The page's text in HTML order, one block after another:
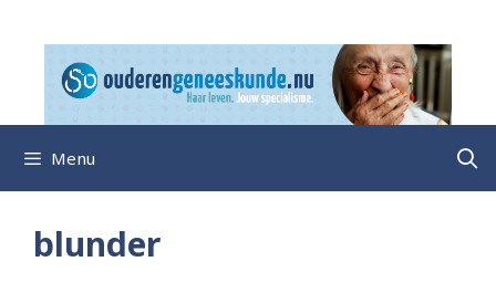
naar
Menu
blunder